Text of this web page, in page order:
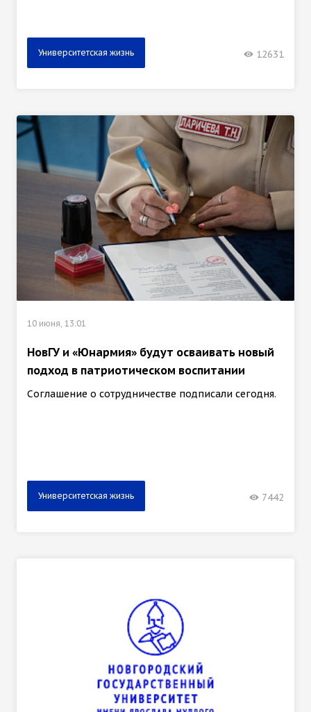
Университетская жизнь 12631
10 июня, 13:01
НовГУ и «Юнармия» будут осваивать новый
подход в патриотическом воспитании
Соглашение о сотрудничестве подписали сегодня.
Университетская жизнь 7442